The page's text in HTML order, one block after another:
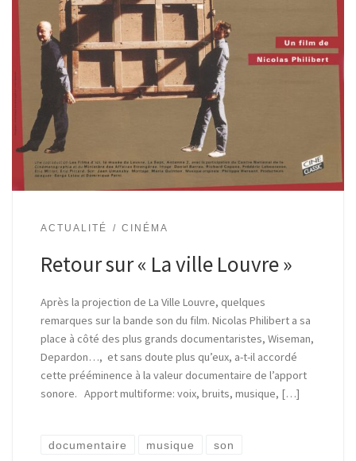
ACTUALITÉ CINÉMA
Retour sur « La ville Louvre »
Après la projection de La Ville Louvre, quelques
remarques sur la bande son du film. Nicolas Philibert a sa
place à côté des plus grands documentaristes, Wiseman,
Depardon…, et sans doute plus qu’eux, a-t-il accordé
cette prééminence à la valeur documentaire de l’apport
sonore. Apport multiforme: voix, bruits, musique, […]
documentaire musique son